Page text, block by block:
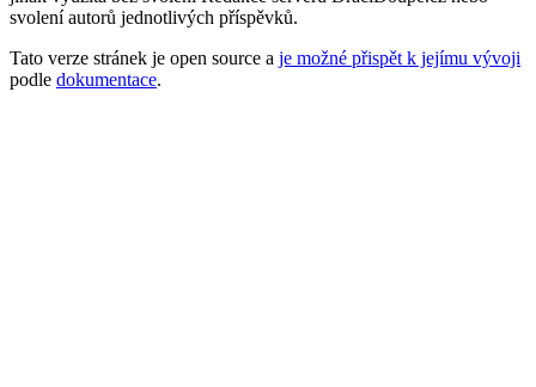
svolení autorů jednotlivých příspěvků.
Tato verze stránek je open source a je možné přispět k jejímu vývoji
podle dokumentace.